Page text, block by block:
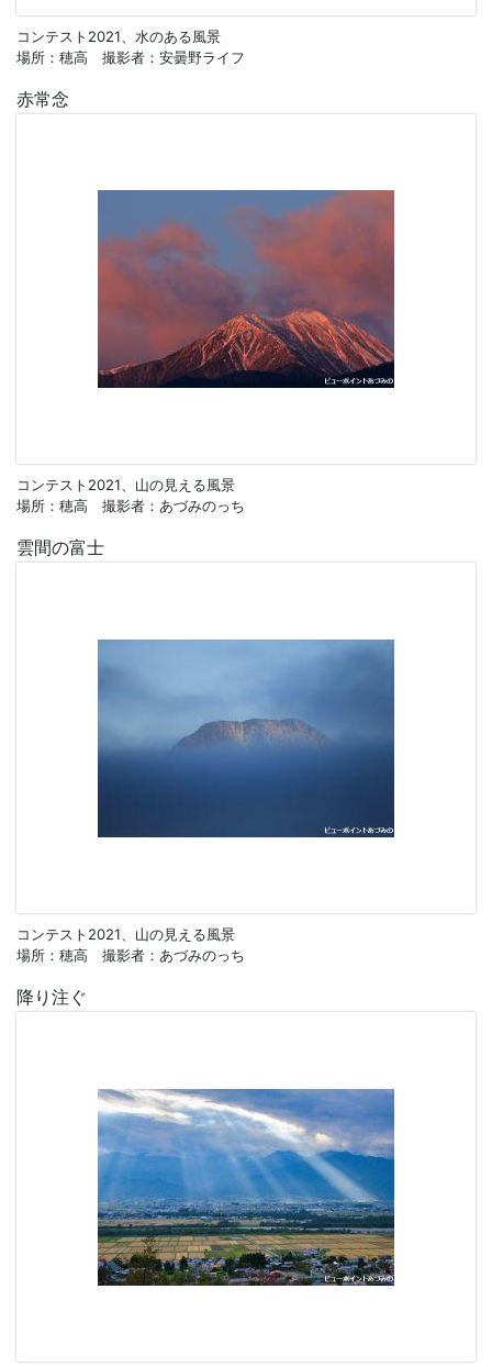
コンテスト2021、水のある風景
場所：穂高 撮影者：安曇野ライフ
赤常念
コンテスト2021、山の見える風景
場所：穂高 撮影者：あづみのっち
雲間の富士
コンテスト2021、山の見える風景
場所：穂高 撮影者：あづみのっち
降り注ぐ